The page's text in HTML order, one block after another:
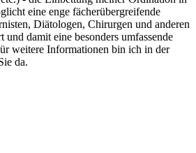
eine enge fächerübergreifende
Diätologen, Chirurgen und anderen
damit eine besonders umfassende
weitere Informationen bin ich in der
da.